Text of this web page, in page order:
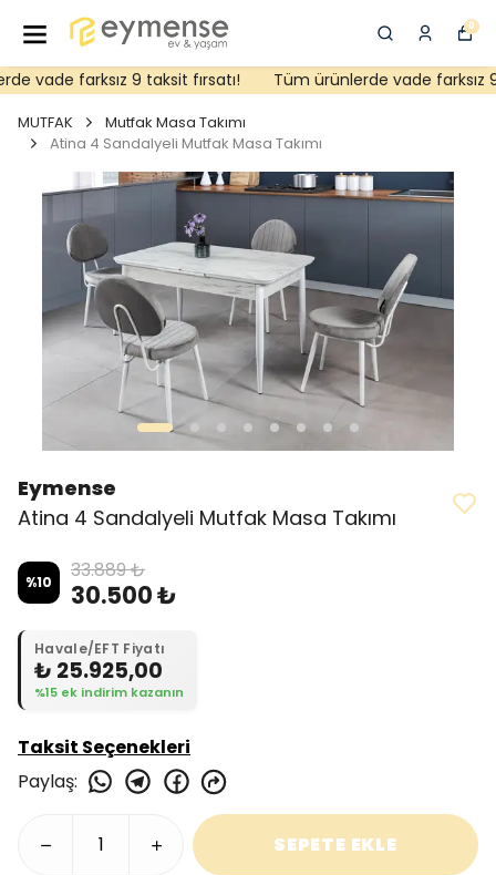
0
vade farksız 9 taksit fırsatı! Tüm ürünlerde vade farksız 9
MUTFAK
Mutfak Masa Takımı
Atina 4 Sandalyeli Mutfak Masa Takımı
Eymense
Atina 4 Sandalyeli Mutfak Masa Takımı
%10 33.889 ₺
30.500 ₺
Havale/EFT Fiyatı
₺ 25.925,00
%15 ek indirim kazanın
Taksit Seçenekleri
Paylaş:
SEPETE EKLE